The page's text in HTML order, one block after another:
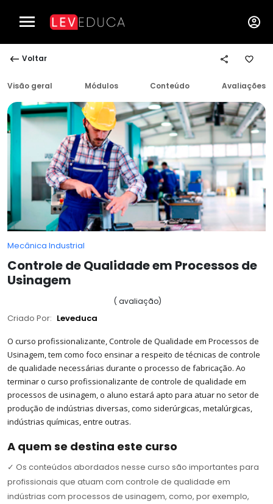
Voltar
Visão geral Módulos Conteúdo Avaliações
Mecânica Industrial
Controle de Qualidade em Processos de
Usinagem
( avaliação)
Criado Por: Leveduca
O curso profissionalizante, Controle de Qualidade em Processos de
Usinagem, tem como foco ensinar a respeito de técnicas de controle
de qualidade necessárias durante o processo de fabricação. Ao
terminar o curso profissionalizante de controle de qualidade em
processos de usinagem, o aluno estará apto para atuar no setor de
produção de indústrias diversas, como siderúrgicas, metalúrgicas,
indústrias químicas, entre outras.
A quem se destina este curso
✓ Os conteúdos abordados nesse curso são importantes para
profissionais que atuam com controle de qualidade em
indústrias com processos de usinagem, como, por exemplo,